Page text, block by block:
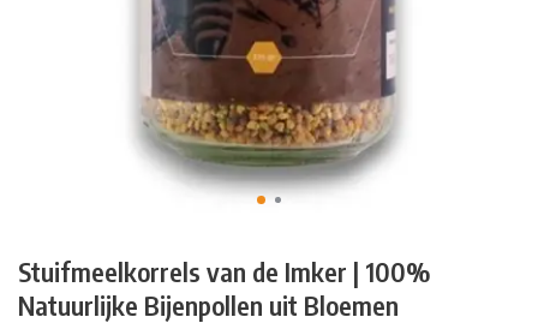
Stuifmeelkorrels van de Imker | 100%
Natuurlijke Bijenpollen uit Bloemen